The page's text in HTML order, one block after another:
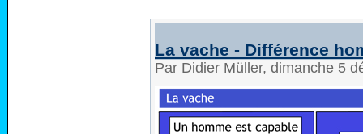
La vache - Différence
Par Didier Müller, dimanche 5